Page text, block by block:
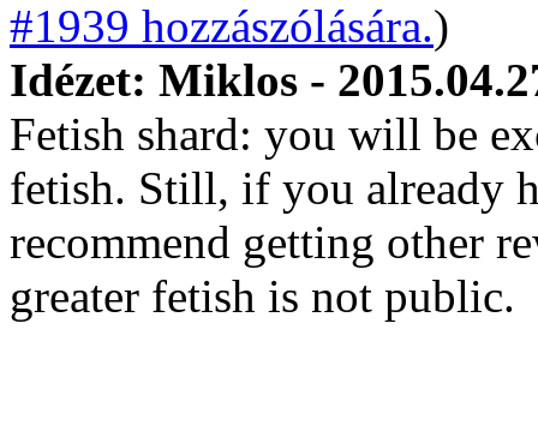
#1939 hozzászólására.)
Idézet: Miklos -
Fetish shard: you will be
fetish. Still, if you already
recommend getting other
greater fetish is not public.